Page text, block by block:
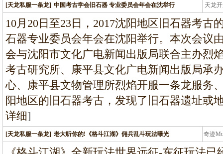
[天龙私服一条龙] 中国考古学会旧石器 专业委员会年会在沈举行 天龙
龙
10月20日至23日，2017沈阳地区旧石器考古
石器专业委员会年会在沈阳举行。本次会议
会与沈阳市文化广电新闻出版局联合主办烈
考古研究所、康平县文化广电新闻出版局承
心、康平县文物管理所烈焰开服一条龙服务
阳地区的旧石器考古，发现了旧石器遗址或
详细]
[天龙私服一条龙] 老大听你的!《格斗江湖》佣兵乱斗玩法曝光 奇迹
条